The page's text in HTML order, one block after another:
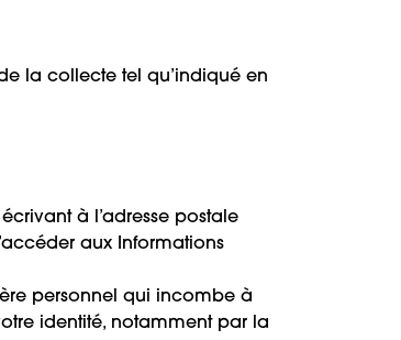
la collecte tel qu’indiqué en
à l’adresse postale
aux Informations
personnel qui incombe à
identité, notamment par la